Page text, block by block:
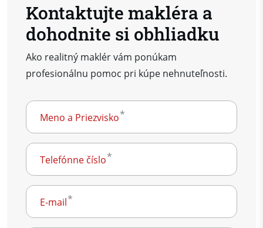
Kontaktujte makléra a
dohodnite si obhliadku
Ako realitný maklér vám ponúkam
profesionálnu pomoc pri kúpe nehnuteľnosti.
Meno a Priezvisko
Telefónne číslo
E-mail